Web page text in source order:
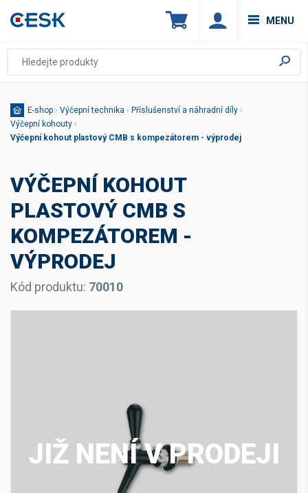
MENU
E-shop › Výčepní technika › Příslušenství a náhradní díly ›
Výčepní kohouty ›
Výčepní kohout plastový CMB s kompezátorem - výprodej
VÝČEPNÍ KOHOUT
PLASTOVÝ CMB S
KOMPEZÁTOREM -
VÝPRODEJ
Kód produktu: 70010
JIŽ NENÍ V PRODEJI